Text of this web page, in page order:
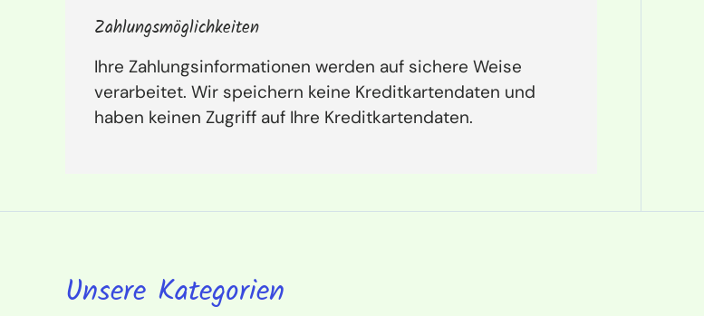
Zahlungsmöglichkeiten
Ihre Zahlungsinformationen werden auf sichere Weise
verarbeitet. Wir speichern keine Kreditkartendaten und
haben keinen Zugriff auf Ihre Kreditkartendaten.
Unsere Kategorien